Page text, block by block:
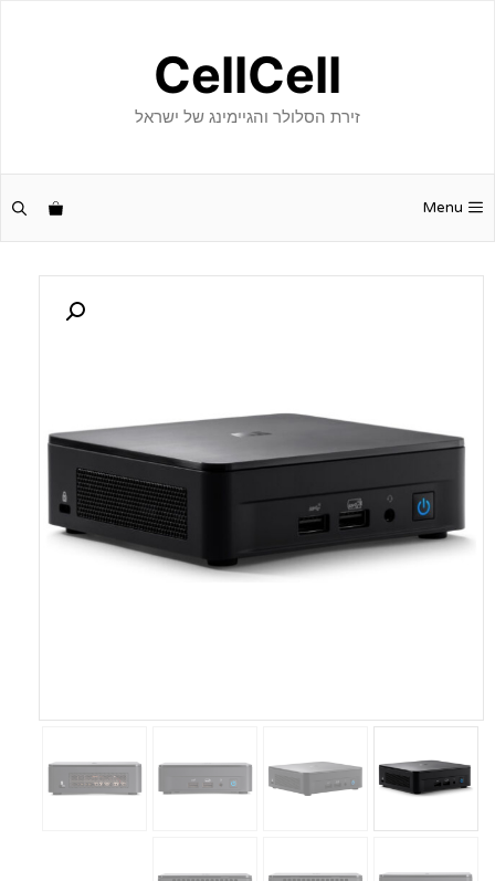
CellCell
זירת הסלולר והגיימינג של ישראל
Menu